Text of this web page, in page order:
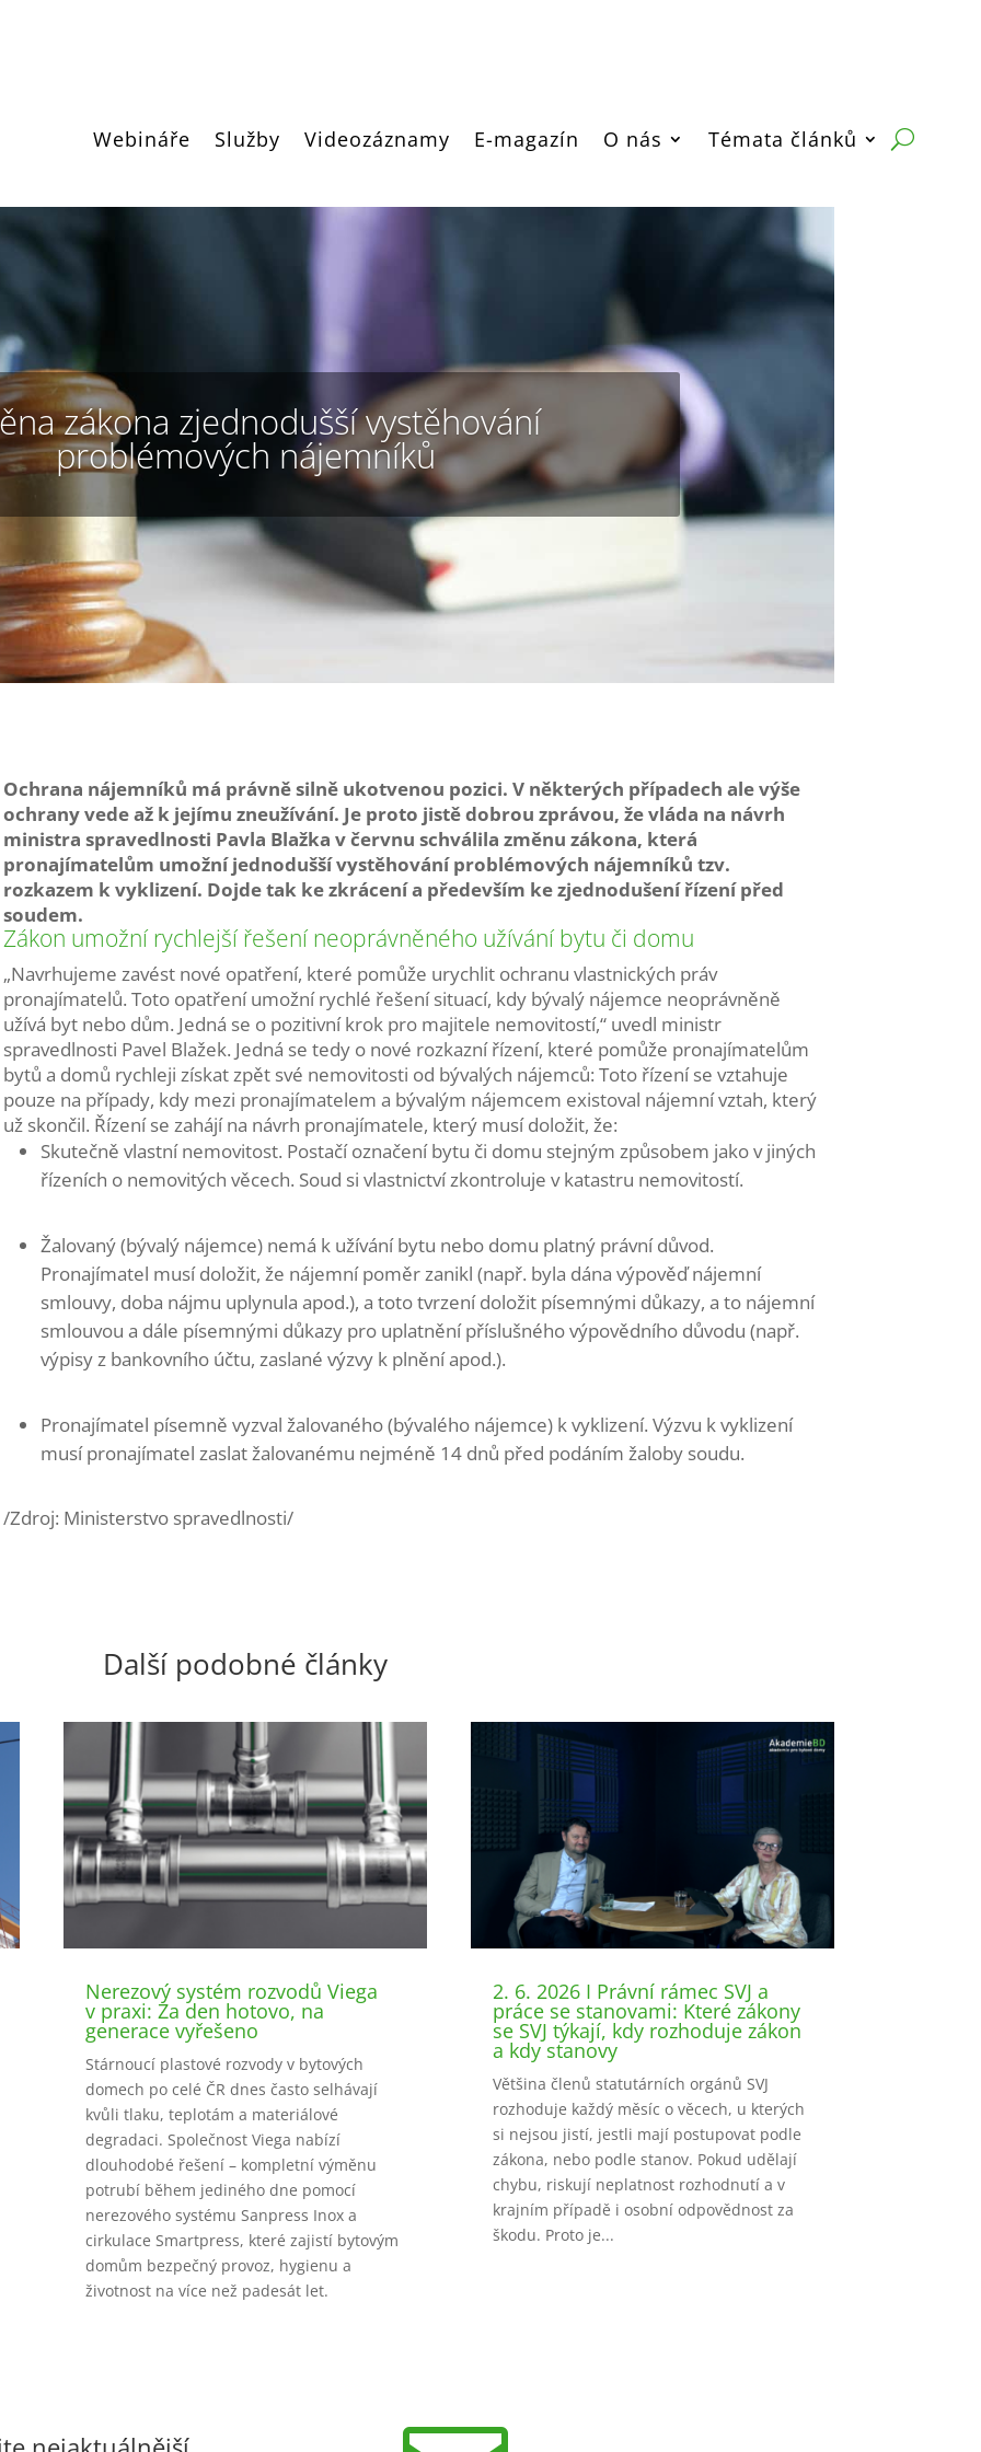
Webináře Služby Videozáznamy E-magazín O nás Témata článků
zákona zjednodušší vystěhování
problémových nájemníků
Ochrana nájemníků má právně silně ukotvenou pozici. V některých případech ale výše
ochrany vede až k jejímu zneužívání. Je proto jistě dobrou zprávou, že vláda na návrh
ministra spravedlnosti Pavla Blažka v červnu schválila změnu zákona, která
pronajímatelům umožní jednodušší vystěhování problémových nájemníků tzv.
rozkazem k vyklizení. Dojde tak ke zkrácení a především ke zjednodušení řízení před
soudem.
Zákon umožní rychlejší řešení neoprávněného užívání bytu či domu
„Navrhujeme zavést nové opatření, které pomůže urychlit ochranu vlastnických práv
pronajímatelů. Toto opatření umožní rychlé řešení situací, kdy bývalý nájemce neoprávněně
užívá byt nebo dům. Jedná se o pozitivní krok pro majitele nemovitostí,“ uvedl ministr
spravedlnosti Pavel Blažek. Jedná se tedy o nové rozkazní řízení, které pomůže pronajímatelům
bytů a domů rychleji získat zpět své nemovitosti od bývalých nájemců: Toto řízení se vztahuje
pouze na případy, kdy mezi pronajímatelem a bývalým nájemcem existoval nájemní vztah, který
už skončil. Řízení se zahájí na návrh pronajímatele, který musí doložit, že:
Skutečně vlastní nemovitost. Postačí označení bytu či domu stejným způsobem jako v jiných
řízeních o nemovitých věcech. Soud si vlastnictví zkontroluje v katastru nemovitostí.
Žalovaný (bývalý nájemce) nemá k užívání bytu nebo domu platný právní důvod.
Pronajímatel musí doložit, že nájemní poměr zanikl (např. byla dána výpověď nájemní
smlouvy, doba nájmu uplynula apod.), a toto tvrzení doložit písemnými důkazy, a to nájemní
smlouvou a dále písemnými důkazy pro uplatnění příslušného výpovědního důvodu (např.
výpisy z bankovního účtu, zaslané výzvy k plnění apod.).
Pronajímatel písemně vyzval žalovaného (bývalého nájemce) k vyklizení. Výzvu k vyklizení
musí pronajímatel zaslat žalovanému nejméně 14 dnů před podáním žaloby soudu.
/Zdroj: Ministerstvo spravedlnosti/
Další podobné články
Nerezový systém rozvodů Viega
v praxi: Za den hotovo, na
generace vyřešeno
Stárnoucí plastové rozvody v bytových
domech po celé ČR dnes často selhávají
kvůli tlaku, teplotám a materiálové
degradaci. Společnost Viega nabízí
dlouhodobé řešení – kompletní výměnu
potrubí během jediného dne pomocí
nerezového systému Sanpress Inox a
cirkulace Smartpress, které zajistí bytovým
domům bezpečný provoz, hygienu a
životnost na více než padesát let.
2. 6. 2026 I Právní rámec SVJ a
práce se stanovami: Které zákony
se SVJ týkají, kdy rozhoduje zákon
a kdy stanovy
Většina členů statutárních orgánů SVJ
rozhoduje každý měsíc o věcech, u kterých
si nejsou jistí, jestli mají postupovat podle
zákona, nebo podle stanov. Pokud udělají
chybu, riskují neplatnost rozhodnutí a v
krajním případě i osobní odpovědnost za
škodu. Proto je...